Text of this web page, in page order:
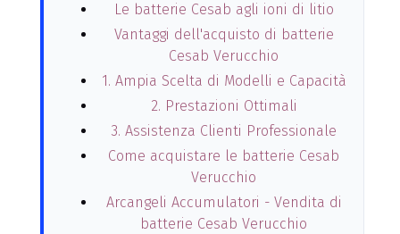
Le batterie Cesab agli ioni di litio
Vantaggi dell'acquisto di batterie
Cesab Verucchio
1. Ampia Scelta di Modelli e Capacità
2. Prestazioni Ottimali
3. Assistenza Clienti Professionale
Come acquistare le batterie Cesab
Verucchio
Arcangeli Accumulatori - Vendita di
batterie Cesab Verucchio